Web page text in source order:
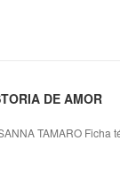
DE AMOR
TAMARO